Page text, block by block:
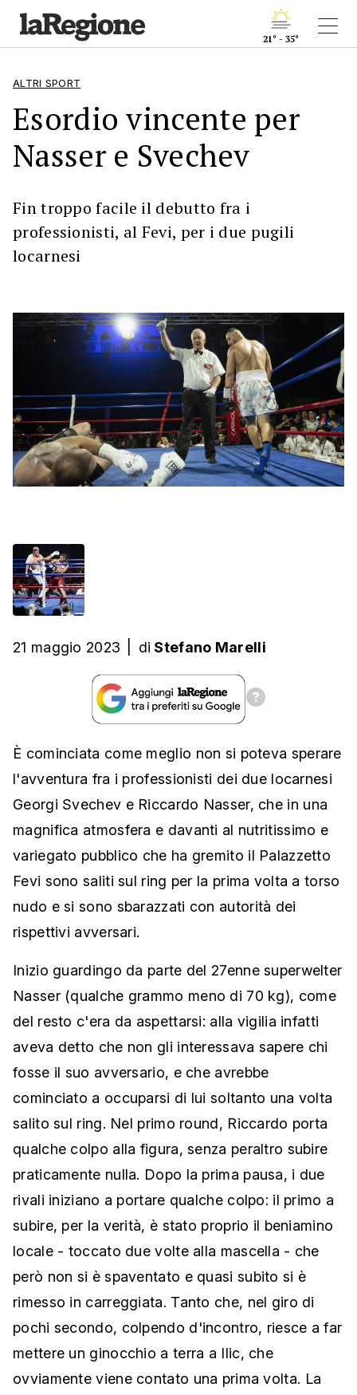
21° - 35°
ALTRI SPORT
Esordio vincente per
Nasser e Svechev
Fin troppo facile il debutto fra i
professionisti, al Fevi, per i due pugili
locarnesi
21 maggio 2023 di Stefano Marelli
È cominciata come meglio non si poteva sperare
l'avventura fra i professionisti dei due locarnesi
Georgi Svechev e Riccardo Nasser, che in una
magnifica atmosfera e davanti al nutritissimo e
variegato pubblico che ha gremito il Palazzetto
Fevi sono saliti sul ring per la prima volta a torso
nudo e si sono sbarazzati con autorità dei
rispettivi avversari.
Inizio guardingo da parte del 27enne superwelter
Nasser (qualche grammo meno di 70 kg), come
del resto c'era da aspettarsi: alla vigilia infatti
aveva detto che non gli interessava sapere chi
fosse il suo avversario, e che avrebbe
cominciato a occuparsi di lui soltanto una volta
salito sul ring. Nel primo round, Riccardo porta
qualche colpo alla figura, senza peraltro subire
praticamente nulla. Dopo la prima pausa, i due
rivali iniziano a portare qualche colpo: il primo a
subire, per la verità, è stato proprio il beniamino
locale - toccato due volte alla mascella - che
però non si è spaventato e quasi subito si è
rimesso in carreggiata. Tanto che, nel giro di
pochi secondo, colpendo d'incontro, riesce a far
mettere un ginocchio a terra a Ilic, che
ovviamente viene contato una prima volta. La